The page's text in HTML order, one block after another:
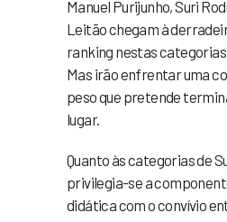
Manuel Purijunho, Suri
Leitão chegam à
ranking nestas
Mas irão enfrentar uma
peso que pretende
lugar.
Quanto às categorias de
privilegia-se a
didática com o convívio